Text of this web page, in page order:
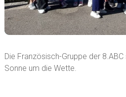
Die Französisch-Gruppe der
Sonne um die Wette.